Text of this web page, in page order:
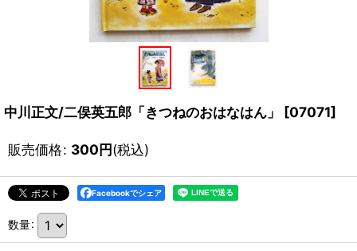
中川正文/二俣英五郎「きつねのおはなはん」 [07071]
販売価格: 300円(税込)
Facebookでシェア
数量: